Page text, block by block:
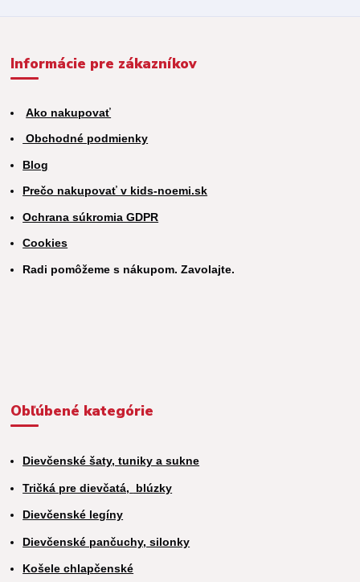
Informácie pre zákazníkov
Ako nakupovať
Obchodné podmienky
Blog
Prečo nakupovať v kids-noemi.sk
Ochrana súkromia GDPR
Cookies
Radi pomôžeme s nákupom. Zavolajte.
Obľúbené kategórie
Dievčenské šaty, tuniky a sukne
Tričká pre dievčatá, blúzky
Dievčenské legíny
Dievčenské pančuchy, silonky
Košele chlapčenské